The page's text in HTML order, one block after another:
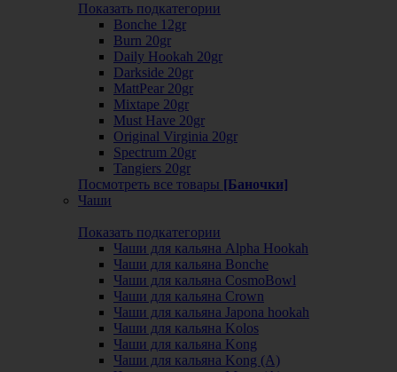
Показать подкатегории
Bonche 12gr
Burn 20gr
Daily Hookah 20gr
Darkside 20gr
MattPear 20gr
Mixtape 20gr
Must Have 20gr
Original Virginia 20gr
Spectrum 20gr
Tangiers 20gr
Посмотреть все товары [Баночки]
Чаши
Показать подкатегории
Чаши для кальяна Alpha Hookah
Чаши для кальяна Bonche
Чаши для кальяна CosmoBowl
Чаши для кальяна Crown
Чаши для кальяна Japona hookah
Чаши для кальяна Kolos
Чаши для кальяна Kong
Чаши для кальяна Kong (A)